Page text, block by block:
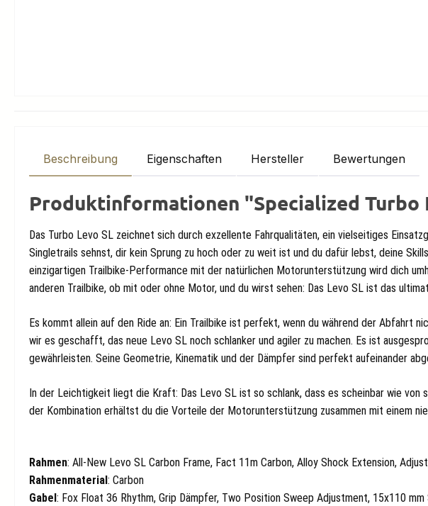
Beschreibung Eigenschaften Hersteller Bewertungen
Produktinformationen "Specialized Turbo
Das Turbo Levo SL zeichnet sich durch exzellente Fahrqualitäten, ein vielseitiges
Singletrails sehnst, dir kein Sprung zu hoch oder zu weit ist und du dafür lebst, deine
einzigartigen Trailbike-Performance mit der natürlichen Motorunterstützung wird dich
anderen Trailbike, ob mit oder ohne Motor, und du wirst sehen: Das Levo SL ist das
Es kommt allein auf den Ride an: Ein Trailbike ist perfekt, wenn du während der Abfahrt
wir es geschafft, das neue Levo SL noch schlanker und agiler zu machen. Es ist
gewährleisten. Seine Geometrie, Kinematik und der Dämpfer sind perfekt aufeinander
In der Leichtigkeit liegt die Kraft: Das Levo SL ist so schlank, dass es scheinbar wie
der Kombination erhältst du die Vorteile der Motorunterstützung zusammen mit einem
Rahmen: All-New Levo SL Carbon Frame, Fact 11m Carbon, Alloy Shock Extension,
Rahmenmaterial: Carbon
Gabel: Fox Float 36 Rhythm, Grip Dämpfer, Two Position Sweep Adjustment, 15x110